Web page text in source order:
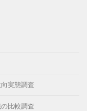
実態調査
比較調査